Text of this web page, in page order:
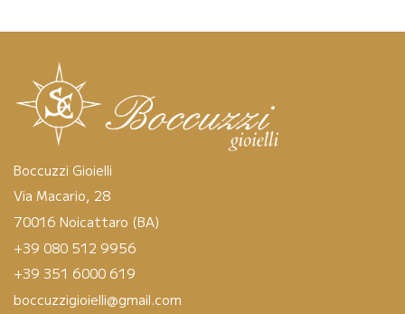
Boccuzzi Gioielli
Via Macario, 28
70016 Noicattaro (BA)
+39 080 512 9956
+39 351 6000 619
boccuzzigioielli@gmail.com